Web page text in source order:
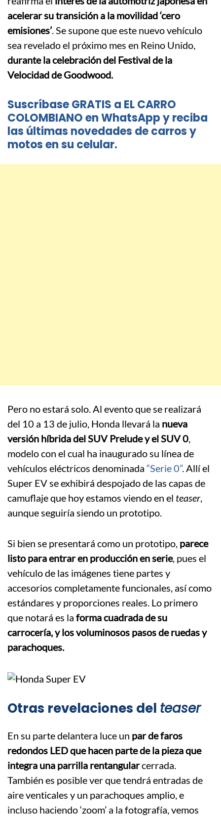
acelerar su transición a la movilidad ‘cero
emisiones’ . Se supone que este nuevo vehículo
sea revelado el próximo mes en Reino Unido,
durante la celebración del Festival de la
Velocidad de Goodwood.
Suscríbase GRATIS a EL CARRO
COLOMBIANO en WhatsApp y reciba
las últimas novedades de carros y
motos en su celular.
Pero no estará solo. Al evento que se realizará
del 10 a 13 de julio, Honda llevará la nueva
versión híbrida del SUV Prelude y el SUV 0
modelo con el cual ha inaugurado su línea de
vehículos eléctricos denominada “Serie 0”. Allí el
Super EV se exhibirá despojado de las capas de
camuflaje que hoy estamos viendo en el teaser,
aunque seguiría siendo un prototipo.
Si bien se presentará como un prototipo, parece
listo para entrar en producción en serie, pues el
vehículo de las imágenes tiene partes y
accesorios completamente funcionales, así como
estándares y proporciones reales. Lo primero
que notará es la forma cuadrada de su
carrocería, y los voluminosos pasos de ruedas y
parachoques.
Otras revelaciones del teaser
En su parte delantera luce un par de faros
redondos LED que hacen parte de la pieza que
integra una parrilla rentangularcerrada.
También es posible ver que tendrá entradas de
aire venticales y un parachoques amplio, e
incluso haciendo ‘zoom’ a la fotografía, vemos